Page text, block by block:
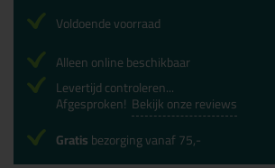
Voldoende voorraad
Alleen online beschikbaar
Levertijd controleren...
Afgesproken! Bekijk onze reviews
Gratisbezorging vanaf 75,-